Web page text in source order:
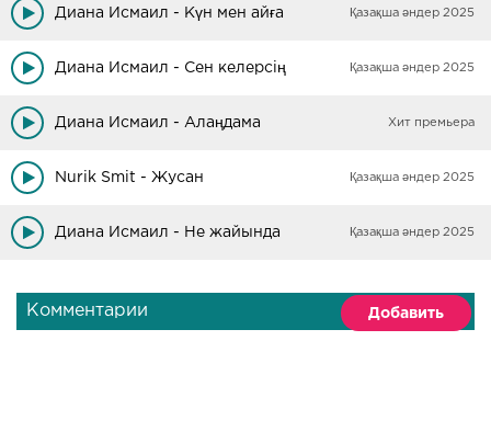
Диана Исмаил - Күн мен айға Қазақша әндер 2025
Диана Исмаил - Сен келерсің Қазақша әндер 2025
Диана Исмаил - Алаңдама Хит премьера
Nurik Smit - Жусан Қазақша әндер 2025
Диана Исмаил - Не жайында Қазақша әндер 2025
Комментарии Добавить